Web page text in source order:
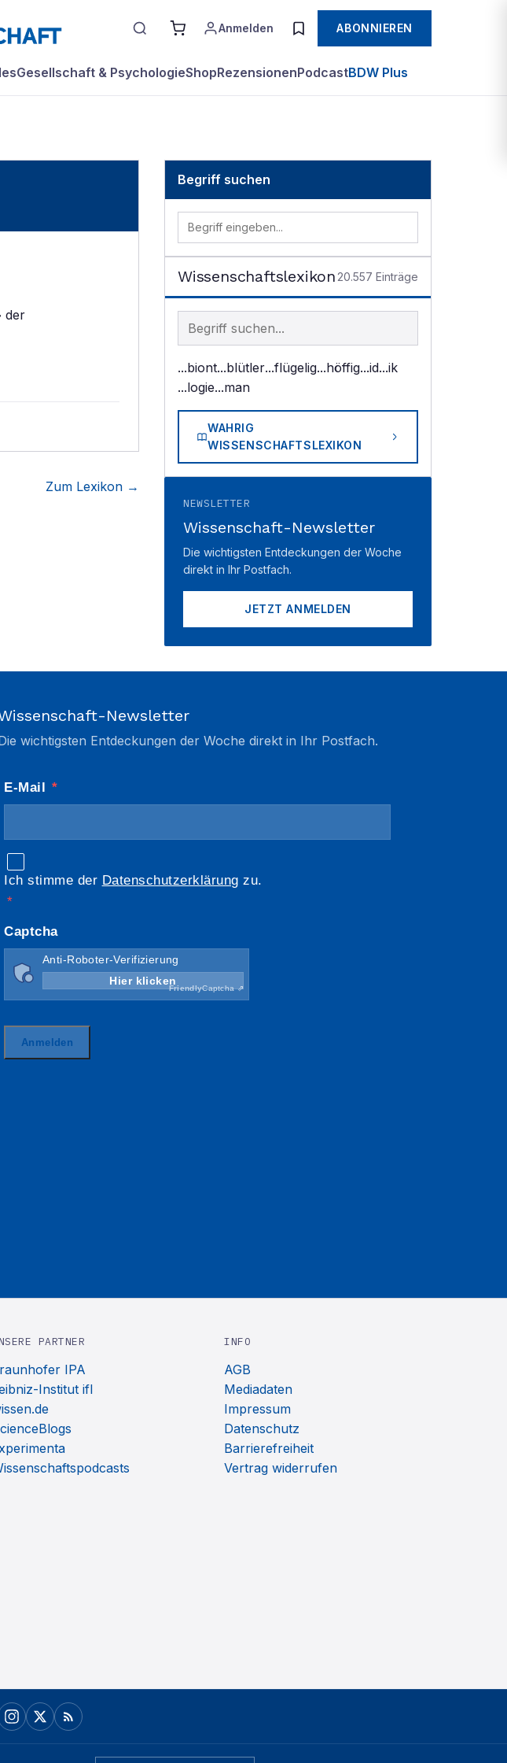
Anmelden ABONNIEREN
Gesellschaft & PsychologieShopRezensionenPodcastBDW Plus
der
Zum Lexikon →
Begriff suchen
Wissenschaftslexikon 20.557 Einträge
Begriff im Lexikon suchen
...biont...blütler...flügelig...höffig...id...ik
...logie...man
WAHRIG
WISSENSCHAFTSLEXIKON
NEWSLETTER
Wissenschaft-Newsletter
Die wichtigsten Entdeckungen der Woche
direkt in Ihr Postfach.
JETZT ANMELDEN
Newsletter
wichtigsten Entdeckungen der Woche direkt in Ihr Postfach.
PARTNER
IPA
Institut ifl
INFO
AGB
Mediadaten
Impressum
Datenschutz
Barrierefreiheit
Vertrag widerrufen